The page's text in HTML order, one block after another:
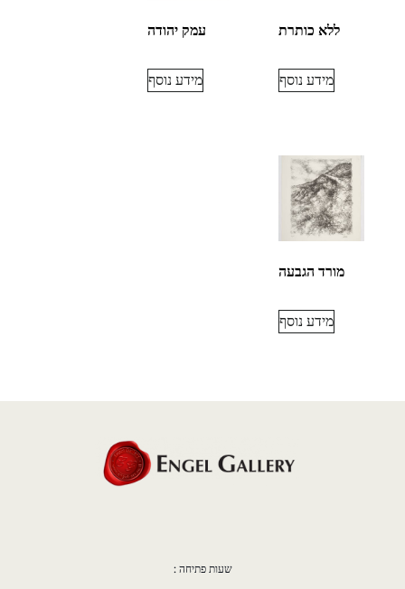
ללא כותרת
מידע נוסף
עמק יהודה
מידע נוסף
מורד הגבעה
מידע נוסף
שעות פתיחה :